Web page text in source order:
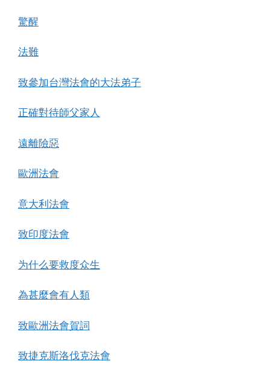
驚醒
法難
致參加台灣法會的大法弟子
正確對待師父家人
遠離險惡
歐洲法會
意大利法會
致印度法會
为什么要救度众生
為甚麼會有人類
致歐洲法會賀詞
致捷克斯洛伐克法會